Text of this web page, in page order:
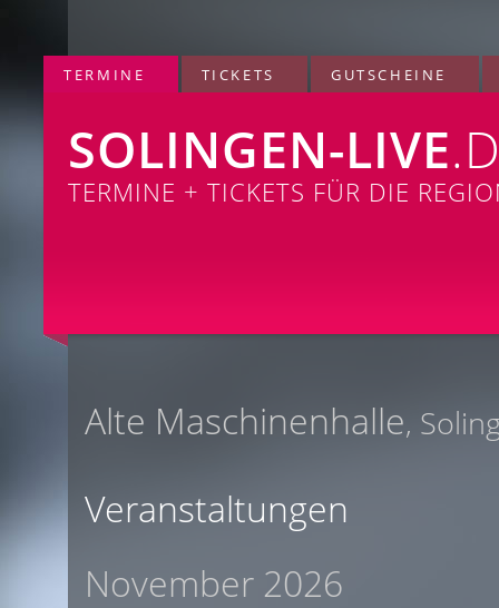
TERMINE TICKETS GUTSCHEINE
SOLINGEN-LIVE
TERMINE + TICKETS FÜR DIE
Alte Maschinenhalle,
Veranstaltungen
November 2026